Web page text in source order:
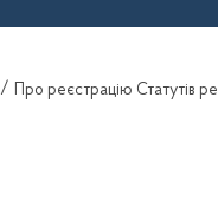
Про реєстрацію Статутів